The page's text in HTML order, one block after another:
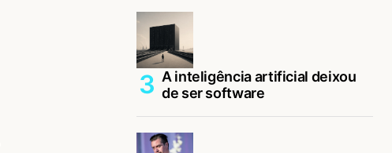
A inteligência artificial deixou
de ser software